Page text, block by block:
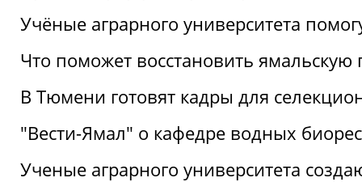
Учёные аграрного университета
Что поможет восстановить ямальскую
В Тюмени готовят кадры для
"Вести-Ямал" о кафедре водных
Ученые аграрного университета